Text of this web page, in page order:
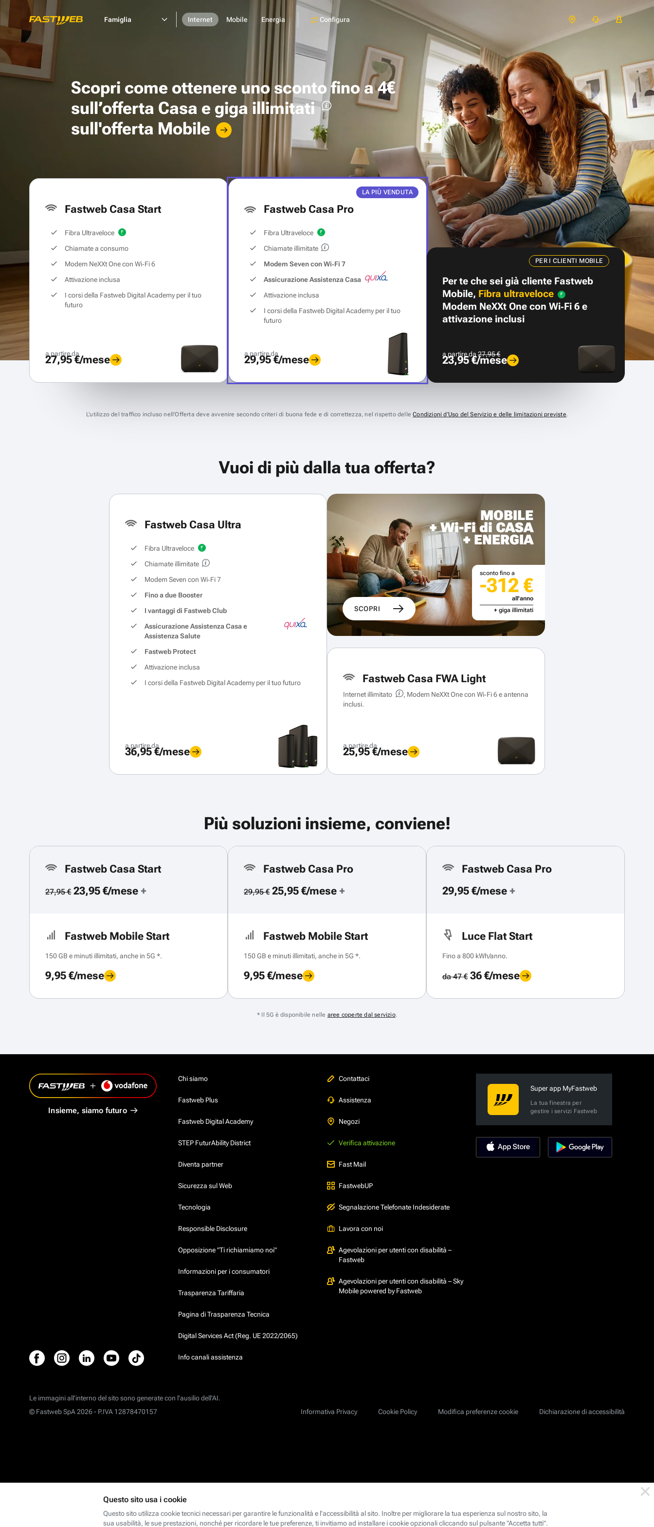
Famiglia Internet Mobile Energia Configura
Scopri come ottenere unosconto fino a 4€
sull’offerta Casa e giga illimitati
sull'offerta Mobile
Fastweb Casa Start
Fibra Ultraveloce
Chiamate a consumo
Modem NeXXt One con Wi‑Fi 6
Attivazione inclusa
I corsi della Fastweb Digital Academy per il tuo
futuro
a partire da
27,95 €/mese
LA PIÙ VENDUTA
Fastweb Casa Pro
Fibra Ultraveloce
Chiamate illimitate
Modem Seven con Wi‑Fi 7
Assicurazione Assistenza Casa
Attivazione inclusa
I corsi della Fastweb Digital Academy per il tuo
futuro
a partire da
29,95 €/mese
PER I CLIENTI MOBILE
Per te che sei già cliente Fastweb
Mobile, Fibra ultraveloce
Modem NeXXt One con Wi‑Fi 6 e
attivazione inclusi
a partire da27,95 €
23,95 €/mese
L’utilizzo del traffico incluso nell’Offerta deve avvenire secondo criteri di buona fede e di correttezza, nel rispetto delleCondizioni d’Uso del Servizio e delle limitazioni previste.
Vuoi di più dalla tua offerta?
Fastweb Casa Ultra
Fibra Ultraveloce
Chiamate illimitate
Modem Seven con Wi‑Fi 7
Fino a due Booster
I vantaggi di Fastweb Club
Assicurazione Assistenza Casa e
Assistenza Salute
Fastweb Protect
Attivazione inclusa
I corsi della Fastweb Digital Academy per il tuo futuro
a partire da
36,95 €/mese
MOBILE
+ Wi-Fi di CASA
+ ENERGIA
SCOPRI
sconto fino a
-312 €
all'anno
+ giga illimitati
Fastweb Casa FWA Light
Internet illimitato
, Modem NeXXt One con Wi‑Fi 6 e antenna
inclusi.
a partire da
25,95 €/mese
Più soluzioni insieme, conviene!
Fastweb Casa Start
27,95 €23,95 €/mese +
Fastweb Mobile Start
150 GB e minuti illimitati, anche in 5G *.
9,95 €/mese
Fastweb Casa Pro
29,95 €25,95 €/mese +
Fastweb Mobile Start
150 GB e minuti illimitati, anche in 5G *.
9,95 €/mese
Fastweb Casa Pro
29,95 €/mese +
Luce Flat Start
Fino a 800 kWh/anno.
da 47 €36 €/mese
* Il 5G è disponibile nelle aree coperte dal servizio.
Insieme, siamo futuro
Chi siamo
Fastweb Plus
Fastweb Digital Academy
STEP FuturAbility District
Diventa partner
Sicurezza sul Web
Tecnologia
Responsible Disclosure
Opposizione "Ti richiamiamo noi"
Informazioni per i consumatori
Trasparenza Tariffaria
Pagina di Trasparenza Tecnica
Digital Services Act (Reg. UE 2022/2065)
Info canali assistenza
Contattaci
Assistenza
Negozi
Verifica attivazione
Fast Mail
FastwebUP
Segnalazione Telefonate Indesiderate
Lavora con noi
Agevolazioni per utenti con disabilità –
Fastweb
Agevolazioni per utenti con disabilità – Sky
Mobile powered by Fastweb
Super app MyFastweb
La tua finestra per
gestire i servizi Fastweb
Le immagini all’interno del sito sono generate con l'ausilio dell'AI.
Informativa Privacy
Cookie Policy Modifica preferenze cookie Dichiarazione di accessibilità
© Fastweb SpA 2026 - P.IVA 12878470157